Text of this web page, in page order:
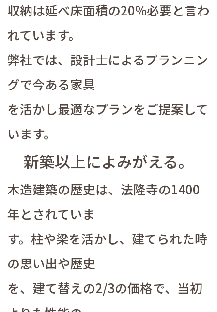
収納は延べ床面積の20%必要と言わ
れています。
弊社では、設計士によるプランニン
グで今ある家具
を活かし最適なプランをご提案して
います。
新築以上によみがえる。
木造建築の歴史は、法隆寺の1400
年とされていま
す。柱や梁を活かし、建てられた時
の思い出や歴史
を、建て替えの2/3の価格で、当初